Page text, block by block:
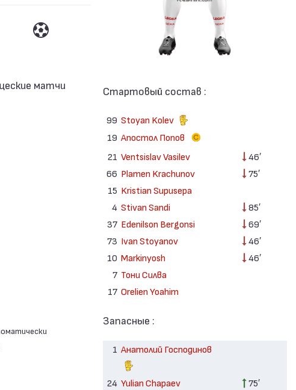
Стартовый состав :
99 Stoyan Kolev
19 Апостол Попов
21 Ventsislav Vasilev
46′
66 Plamen Krachunov
75′
15 Kristian Supusepa
4 Stivan Sandi
85′
37 Edenilson Bergonsi
69′
73 Ivan Stoyanov
46′
10 Markinyosh
46′
7 Тони Силва
17 Orelien Yoahim
Запасные :
1 Анатолий Господинов
24 Yulian Chapaev
75′